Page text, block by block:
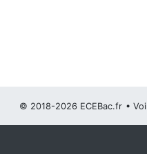
© 2018-2026 ECEBac.fr •